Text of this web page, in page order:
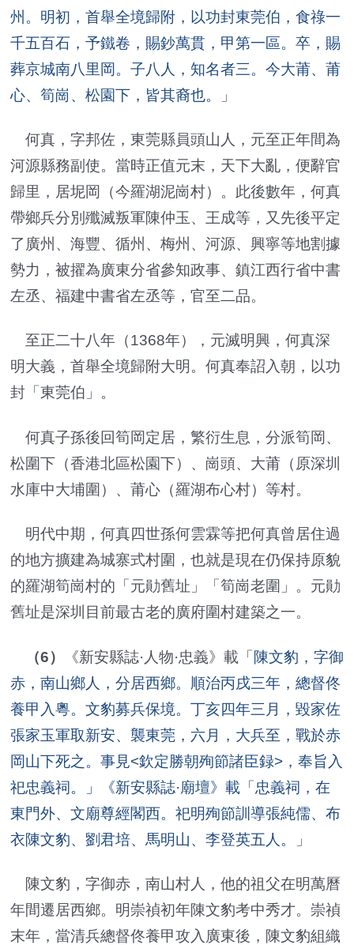
州。明初，首舉全境歸附，以功封東莞伯，食祿一
千五百石，予鐵卷，賜鈔萬貫，甲第一區。卒，賜
葬京城南八里岡。子八人，知名者三。今大莆、莆
心、筍崗、松園下，皆其裔也。
」
何真，字邦佐，東莞縣員頭山人，元至正年間為
河源縣務副使。當時正值元末，天下大亂，便辭官
歸里，居坭岡（今羅湖泥崗村）。此後數年，何真
帶鄉兵分別殲滅叛軍陳仲玉、王成等，又先後平定
了廣州、海豐、循州、梅州、河源、興寧等地割據
勢力，被擢為廣東分省參知政事、鎮江西行省中書
左丞、福建中書省左丞等，官至二品。
至正二十八年（1368年），元滅明興，何真深
明大義，首舉全境歸附大明。何真奉詔入朝，以功
封「東莞伯」。
何真子孫後回筍岡定居，繁衍生息，分派筍岡、
松圍下（香港北區松園下）、崗頭、大莆（原深圳
水庫中大埔圍）、莆心（羅湖布心村）等村。
明代中期，何真四世孫何雲霖等把何真曾居住過
的地方擴建為城寨式村圍，也就是現在仍保持原貌
的羅湖筍崗村的「元勛舊址」「筍崗老圍」。元勛
舊址是深圳目前最古老的廣府圍村建築之一。
（6） 《新安縣誌·人物·忠義》載「陳文豹，字御
赤，南山鄉人，分居西鄉。順治丙戌三年，總督佟
養甲入粵。文豹募兵保境。丁亥四年三月，毀家佐
張家玉軍取新安、襲東莞，六月，大兵至，戰於赤
岡山下死之。事見<欽定勝朝殉節諸臣録>，奉旨入
祀忠義祠。」《新安縣誌·廟壇》載「忠義祠，在
東門外、文廟尊經閣西。祀明殉節訓導張純儒、布
衣陳文豹、劉君培、馬明山、李登英五人。
」
陳文豹，字御赤，南山村人，他的祖父在明萬曆
年間遷居西鄉。明崇禎初年陳文豹考中秀才。崇禎
末年，當清兵總督佟養甲攻入廣東後，陳文豹組織